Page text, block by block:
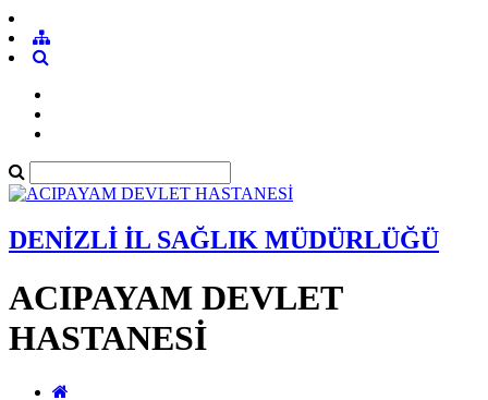
DENİZLİ İL SAĞLIK MÜDÜRLÜĞÜ
ACIPAYAM DEVLET
HASTANESİ